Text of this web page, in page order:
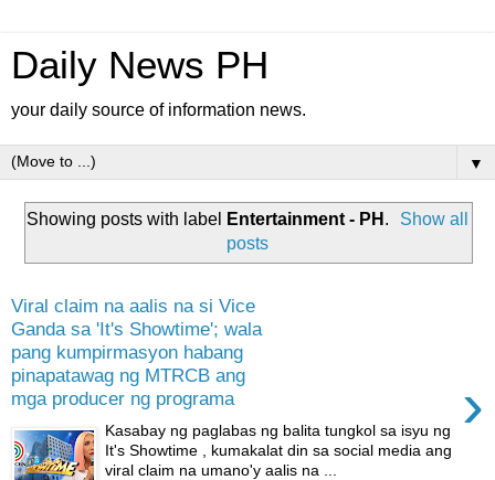
Daily News PH
your daily source of information news.
▼
Showing posts with label Entertainment - PH .
Show all
posts
Viral claim na aalis na si Vice
Ganda sa 'It's Showtime'; wala
pang kumpirmasyon habang
pinapatawag ng MTRCB ang
mga producer ng programa
›
Kasabay ng paglabas ng balita tungkol sa isyu ng
It's Showtime , kumakalat din sa social media ang
viral claim na umano'y aalis na ...